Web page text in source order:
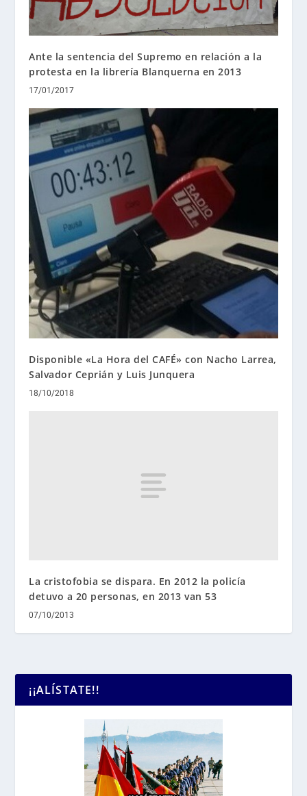
Ante la sentencia del Supremo en relación a la
protesta en la librería Blanquerna en 2013
17/01/2017
Disponible «La Hora del CAFÉ» con Nacho Larrea,
Salvador Ceprián y Luis Junquera
18/10/2018
La cristofobia se dispara. En 2012 la policía
detuvo a 20 personas, en 2013 van 53
07/10/2013
¡¡ALÍSTATE!!